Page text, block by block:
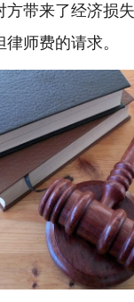
方带来了经济损
师费的请求。